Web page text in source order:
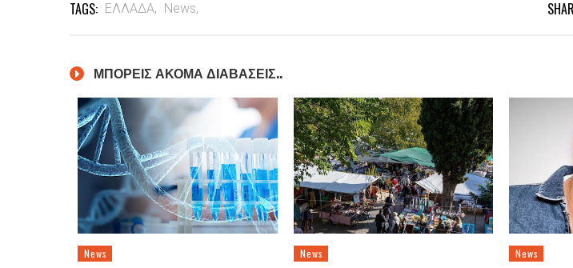
TAGS: ΕΛΛΑΔΑ, News,
ΜΠΟΡΕΙΣ ΑΚΟΜΑ ΔΙΑΒΑΣΕΙΣ..
News News News